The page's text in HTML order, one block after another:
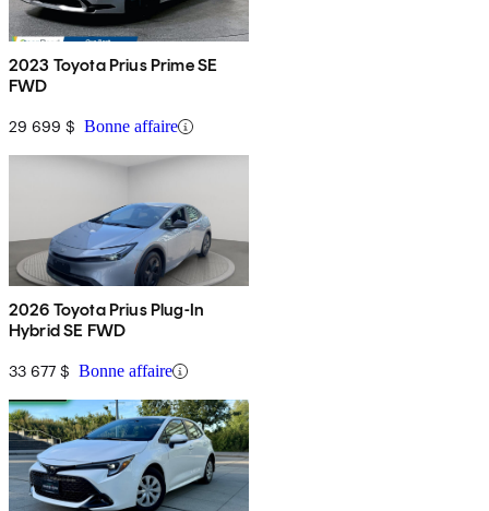
2023 Toyota Prius Prime SE
FWD
29 699 $ Bonne affaire
2026 Toyota Prius Plug-In
Hybrid SE FWD
33 677 $ Bonne affaire